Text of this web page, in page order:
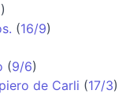
)
(16/9)
(9/6)
de Carli (17/3)